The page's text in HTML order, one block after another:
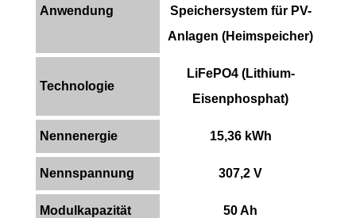
Anwendung
Speichersystem für PV-
Anlagen (Heimspeicher)
Technologie
LiFePO4 (Lithium-
Eisenphosphat)
Nennenergie 15,36 kWh
Nennspannung 307,2 V
Modulkapazität 50 Ah